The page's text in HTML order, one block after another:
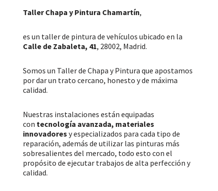
Taller Chapa y Pintura Chamartín,
es un taller de pintura de vehículos ubicado en la
Calle de Zabaleta, 41, 28002, Madrid.
Somos un Taller de Chapa y Pintura que apostamos
por dar un trato cercano, honesto y de máxima
calidad.
Nuestras instalaciones están equipadas
con tecnología avanzada, materiales
innovadores y especializados para cada tipo de
reparación, además de utilizar las pinturas más
sobresalientes del mercado, todo esto con el
propósito de ejecutar trabajos de alta perfección y
calidad.